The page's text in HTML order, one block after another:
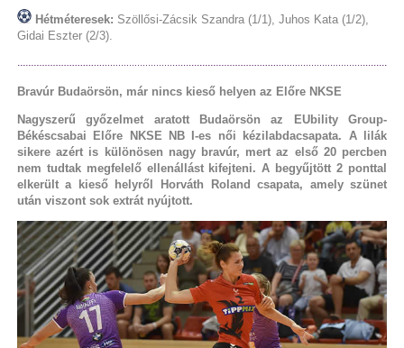
Hétméteresek: Szöllősi-Zácsik Szandra (1/1), Juhos Kata (1/2),
Gidai Eszter (2/3).
Bravúr Budaörsön, már nincs kieső helyen az Előre NKSE
Nagyszerű győzelmet aratott Budaörsön az EUbility Group-
Békéscsabai Előre NKSE NB I-es női kézilabdacsapata. A lilák
sikere azért is különösen nagy bravúr, mert az első 20 percben
nem tudtak megfelelő ellenállást kifejteni. A begyűjtött 2 ponttal
elkerült a kieső helyről Horváth Roland csapata, amely szünet
után viszont sok extrát nyújtott.